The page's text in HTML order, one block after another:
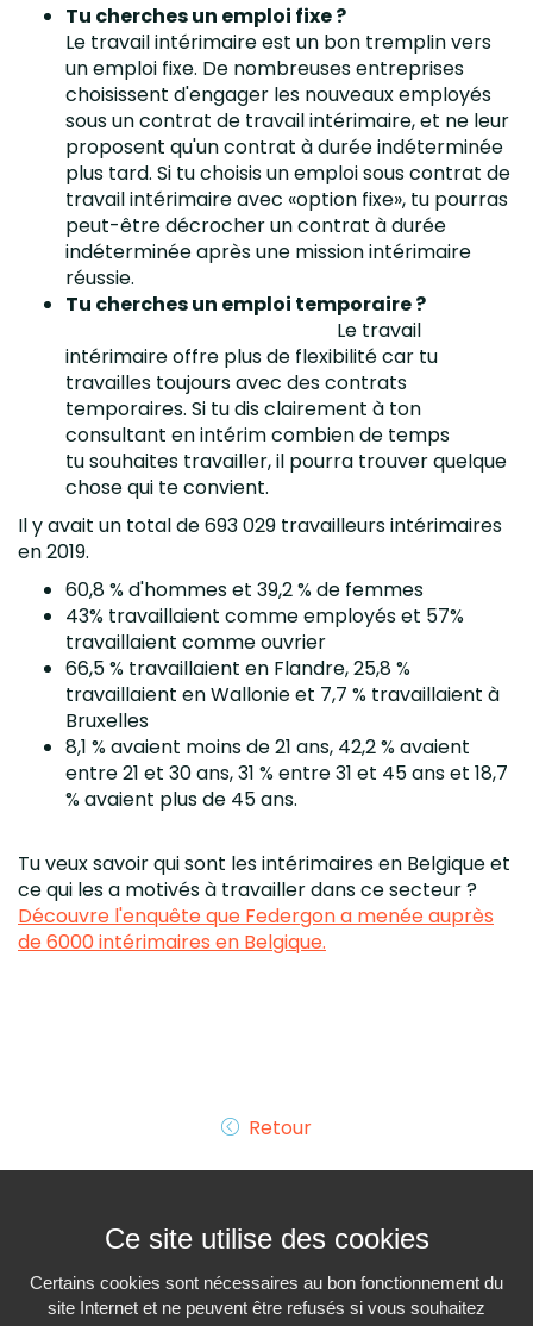
Tu cherches un emploi fixe ?
Le travail intérimaire est un bon tremplin vers
un emploi fixe. De nombreuses entreprises
choisissent d'engager les nouveaux employés
sous un contrat de travail intérimaire, et ne leur
proposent qu'un contrat à durée indéterminée
plus tard. Si tu choisis un emploi sous contrat de
travail intérimaire avec «option fixe», tu pourras
peut-être décrocher un contrat à durée
indéterminée après une mission intérimaire
réussie.
Tu cherches un emploi temporaire ?
Le travail
intérimaire offre plus de flexibilité car tu
travailles toujours avec des contrats
temporaires. Si tu dis clairement à ton
consultant en intérim combien de temps
tu souhaites travailler, il pourra trouver quelque
chose qui te convient.
Il y avait un total de 693 029 travailleurs intérimaires
en 2019.
60,8 % d'hommes et 39,2 % de femmes
43% travaillaient comme employés et 57%
travaillaient comme ouvrier
66,5 % travaillaient en Flandre, 25,8 %
travaillaient en Wallonie et 7,7 % travaillaient à
Bruxelles
8,1 % avaient moins de 21 ans, 42,2 % avaient
entre 21 et 30 ans, 31 % entre 31 et 45 ans et 18,7
% avaient plus de 45 ans.
Tu veux savoir qui sont les intérimaires en Belgique et
ce qui les a motivés à travailler dans ce secteur ?
Découvre l'enquête que Federgon a menée auprès
de 6000 intérimaires en Belgique.
Retour
Ce site utilise des cookies
Certains cookies sont nécessaires au bon fonctionnement du
site Internet et ne peuvent être refusés si vous souhaitez